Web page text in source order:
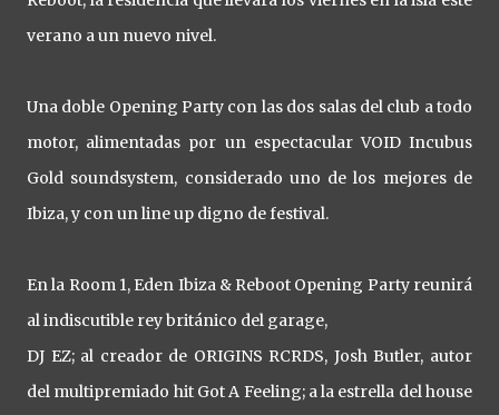
verano a un nuevo nivel.
Una doble Opening Party con las dos salas del club a todo
motor, alimentadas por un espectacular VOID Incubus
Gold soundsystem, considerado uno de los mejores de
Ibiza, y con un line up digno de festival.
En la Room 1, Eden Ibiza & Reboot Opening Party reunirá
al indiscutible rey británico del garage,
DJ EZ; al creador de ORIGINS RCRDS, Josh Butler, autor
del multipremiado hit Got A Feeling; a la estrella del house